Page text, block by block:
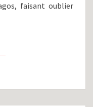
faisant oublier
LA SUITE